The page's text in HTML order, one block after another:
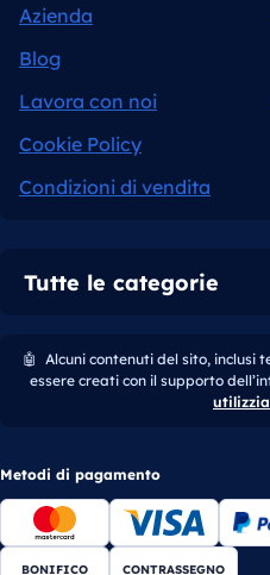
Azienda
Blog
Lavora con noi
Cookie Policy
Condizioni di vendita
Tutte le categorie
🤖 Alcuni contenuti del sito, inclusi
essere creati con il supporto
Metodi di pagamento
BONIFICO CONTRASSEGNO